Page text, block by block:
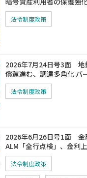
法令制度政策
2026年7月24日号3面 地
償還進む、調達多角化 バ
法令制度政策
2026年6月26日号1面 金
ALM「全行点検」、金利
法令制度政策